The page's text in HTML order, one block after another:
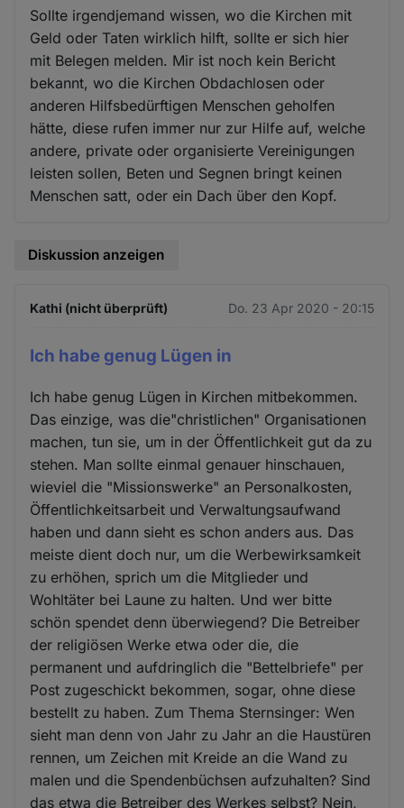
Sollte irgendjemand wissen, wo die Kirchen mit
Geld oder Taten wirklich hilft, sollte er sich hier
mit Belegen melden. Mir ist noch kein Bericht
bekannt, wo die Kirchen Obdachlosen oder
anderen Hilfsbedürftigen Menschen geholfen
hätte, diese rufen immer nur zur Hilfe auf, welche
andere, private oder organisierte Vereinigungen
leisten sollen, Beten und Segnen bringt keinen
Menschen satt, oder ein Dach über den Kopf.
Diskussion anzeigen
Kathi (nicht überprüft) Do. 23 Apr 2020 - 20:15
Ich habe genug Lügen in
Ich habe genug Lügen in Kirchen mitbekommen.
Das einzige, was die"christlichen" Organisationen
machen, tun sie, um in der Öffentlichkeit gut da zu
stehen. Man sollte einmal genauer hinschauen,
wieviel die "Missionswerke" an Personalkosten,
Öffentlichkeitsarbeit und Verwaltungsaufwand
haben und dann sieht es schon anders aus. Das
meiste dient doch nur, um die Werbewirksamkeit
zu erhöhen, sprich um die Mitglieder und
Wohltäter bei Laune zu halten. Und wer bitte
schön spendet denn überwiegend? Die Betreiber
der religiösen Werke etwa oder die, die
permanent und aufdringlich die "Bettelbriefe" per
Post zugeschickt bekommen, sogar, ohne diese
bestellt zu haben. Zum Thema Sternsinger: Wen
sieht man denn von Jahr zu Jahr an die Haustüren
rennen, um Zeichen mit Kreide an die Wand zu
malen und die Spendenbüchsen aufzuhalten? Sind
das etwa die Betreiber des Werkes selbst? Nein,
Cookies